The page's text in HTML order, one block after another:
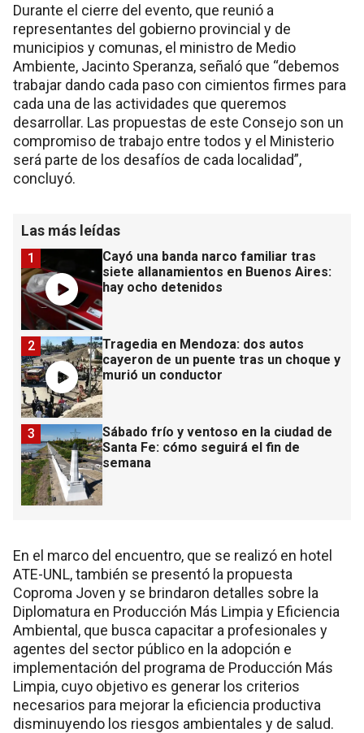
Durante el cierre del evento, que reunió a
representantes del gobierno provincial y de
municipios y comunas, el ministro de Medio
Ambiente, Jacinto Speranza, señaló que “debemos
trabajar dando cada paso con cimientos firmes para
cada una de las actividades que queremos
desarrollar. Las propuestas de este Consejo son un
compromiso de trabajo entre todos y el Ministerio
será parte de los desafíos de cada localidad”,
concluyó.
Las más leídas
Cayó una banda narco familiar tras
siete allanamientos en Buenos Aires:
hay ocho detenidos
1
Tragedia en Mendoza: dos autos
cayeron de un puente tras un choque y
murió un conductor
2
Sábado frío y ventoso en la ciudad de
Santa Fe: cómo seguirá el fin de
semana
3
En el marco del encuentro, que se realizó en hotel
ATE-UNL, también se presentó la propuesta
Coproma Joven y se brindaron detalles sobre la
Diplomatura en Producción Más Limpia y Eficiencia
Ambiental, que busca capacitar a profesionales y
agentes del sector público en la adopción e
implementación del programa de Producción Más
Limpia, cuyo objetivo es generar los criterios
necesarios para mejorar la eficiencia productiva
disminuyendo los riesgos ambientales y de salud.